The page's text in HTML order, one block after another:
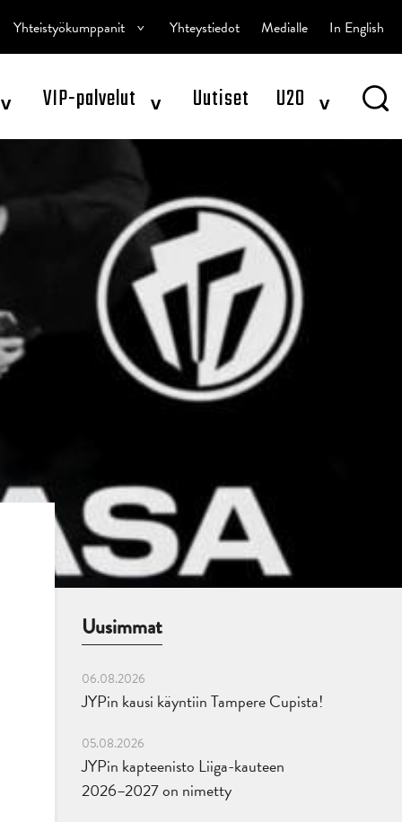
^ VIP-palvelut ^ Uutiset U20 ^
Yhteistyökumppanit ^ Yhteystiedot Medialle In English
Uusimmat
06.08.2026
JYPin kausi käyntiin Tampere Cupista!
05.08.2026
JYPin kapteenisto Liiga-kauteen
2026–2027 on nimetty